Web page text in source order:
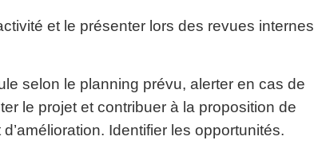
et le présenter lors des revues internes
selon le planning prévu, alerter en cas de
le projet et contribuer à la proposition de
Identifier les opportunités.